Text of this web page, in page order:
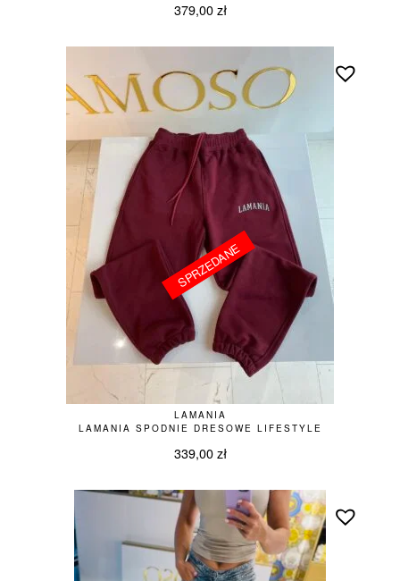
379,00 zł
SPRZEDANE
LAMANIA
LAMANIA SPODNIE DRESOWE LIFESTYLE
339,00 zł
SPRZEDANE